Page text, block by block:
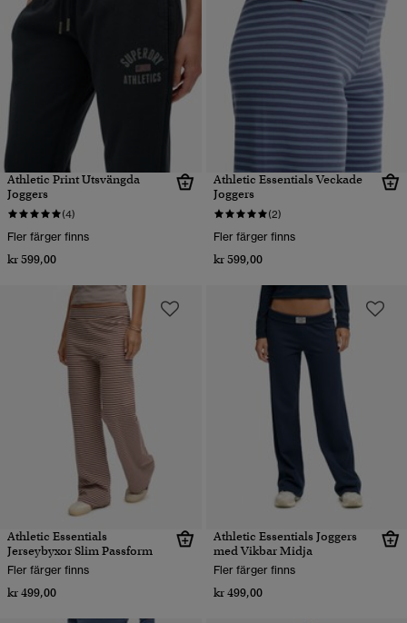
Athletic Print Utsvängda
Joggers
(4)
Fler färger finns
kr 599,00
Athletic Essentials Veckade
Joggers
(2)
Fler färger finns
kr 599,00
Athletic Essentials
Jerseybyxor Slim Passform
Fler färger finns
kr 499,00
Athletic Essentials Joggers
med Vikbar Midja
Fler färger finns
kr 499,00